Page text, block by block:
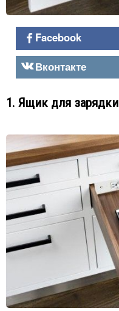
Facebook
Вконтакте
1. Ящик для зарядки